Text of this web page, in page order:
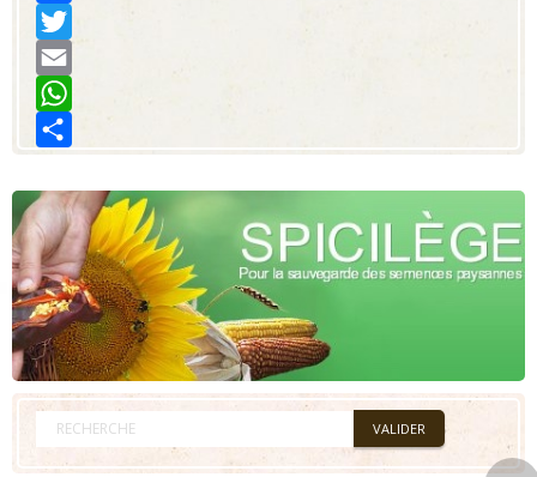
Facebook
Twitter
Email
WhatsApp